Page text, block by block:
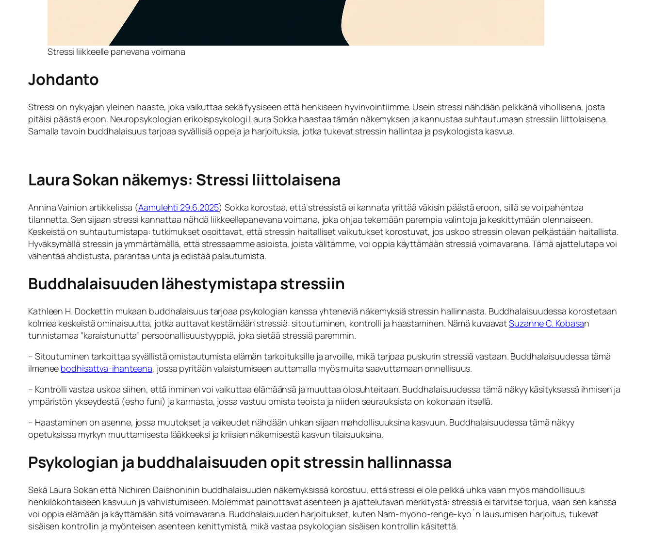
Stressi liikkeelle panevana voimana
Johdanto
Stressi on nykyajan yleinen haaste, joka vaikuttaa sekä fyysiseen että henkiseen hyvinvointiimme. Usein stressi nähdään pelkkänä vihollisena, josta
pitäisi päästä eroon. Neuropsykologian erikoispsykologi Laura Sokka haastaa tämän näkemyksen ja kannustaa suhtautumaan stressiin liittolaisena.
Samalla tavoin buddhalaisuus tarjoaa syvällisiä oppeja ja harjoituksia, jotka tukevat stressin hallintaa ja psykologista kasvua.
Laura Sokan näkemys: Stressi liittolaisena
Annina Vainion artikkelissa (Aamulehti 29.6.2025) Sokka korostaa, että stressistä ei kannata yrittää väkisin päästä eroon, sillä se voi pahentaa
tilannetta. Sen sijaan stressi kannattaa nähdä liikkeellepanevana voimana, joka ohjaa tekemään parempia valintoja ja keskittymään olennaiseen.
Keskeistä on suhtautumistapa: tutkimukset osoittavat, että stressin haitalliset vaikutukset korostuvat, jos uskoo stressin olevan pelkästään haitallista.
Hyväksymällä stressin ja ymmärtämällä, että stressaamme asioista, joista välitämme, voi oppia käyttämään stressiä voimavarana. Tämä ajattelutapa voi
vähentää ahdistusta, parantaa unta ja edistää palautumista.
Buddhalaisuuden lähestymistapa stressiin
Kathleen H. Dockettin mukaan buddhalaisuus tarjoaa psykologian kanssa yhteneviä näkemyksiä stressin hallinnasta. Buddhalaisuudessa korostetaan
kolmea keskeistä ominaisuutta, jotka auttavat kestämään stressiä: sitoutuminen, kontrolli ja haastaminen. Nämä kuvaavatSuzanne C. Kobasan
tunnistamaa ”karaistunutta” persoonallisuustyyppiä, joka sietää stressiä paremmin.
– Sitoutuminen tarkoittaa syvällistä omistautumista elämän tarkoituksille ja arvoille, mikä tarjoaa puskurin stressiä vastaan. Buddhalaisuudessa tämä
ilmenee bodhisattva-ihanteena, jossa pyritään valaistumiseen auttamalla myös muita saavuttamaan onnellisuus.
– Kontrolli vastaa uskoa siihen, että ihminen voi vaikuttaa elämäänsä ja muuttaa olosuhteitaan. Buddhalaisuudessa tämä näkyy käsityksessä ihmisen ja
ympäristön ykseydestä (esho funi) ja karmasta, jossa vastuu omista teoista ja niiden seurauksista on kokonaan itsellä.
– Haastaminen on asenne, jossa muutokset ja vaikeudet nähdään uhkan sijaan mahdollisuuksina kasvuun. Buddhalaisuudessa tämä näkyy
opetuksissa myrkyn muuttamisesta lääkkeeksi ja kriisien näkemisestä kasvun tilaisuuksina.
Psykologian ja buddhalaisuuden opit stressin hallinnassa
Sekä Laura Sokan että Nichiren Daishoninin buddhalaisuuden näkemyksissä korostuu, että stressi ei ole pelkkä uhka vaan myös mahdollisuus
henkilökohtaiseen kasvuun ja vahvistumiseen. Molemmat painottavat asenteen ja ajattelutavan merkitystä: stressiä ei tarvitse torjua, vaan sen kanssa
voi oppia elämään ja käyttämään sitä voimavarana. Buddhalaisuuden harjoitukset, kuten Nam-myoho-renge-kyo´n lausumisen harjoitus, tukevat
sisäisen kontrollin ja myönteisen asenteen kehittymistä, mikä vastaa psykologian sisäisen kontrollin käsitettä.